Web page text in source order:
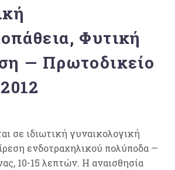
Φυτική
— Πρωτοδικείο
σε ιδιωτική γυναικολογική
ενδοτραχηλικού πολύποδα —
10-15 λεπτών. Η αναισθησία